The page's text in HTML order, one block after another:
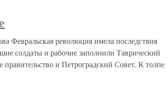
Февральская революция имела последствия
солдаты и рабочие заполнили Таврический
правительство и Петроградский Совет. К толпе